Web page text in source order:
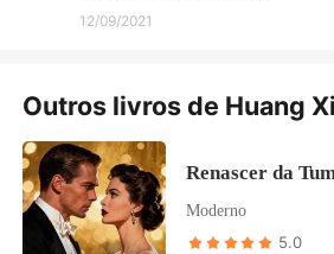
12/09/2021
Outros livros de Huang
Renascer da
Moderno
5.0